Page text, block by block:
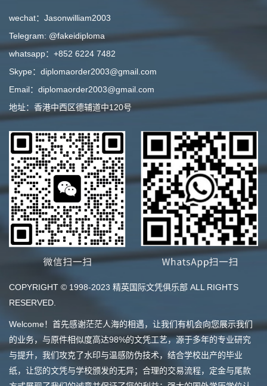
wechat：Jasonwilliam2003
Telegram: @fakeidiploma
whatsapp：+852 6224 7482
Skype：diplomaorder2003@gmail.com
Email：diplomaorder2003@gmail.com
地址：香港中西区德辅道中120号
COPYRIGHT © 1998-2023 精英国际文凭俱乐部 ALL RIGHTS
RESERVED.
Welcome！首先感谢茫茫人海的相遇，让我们有机会向您展示我们
的业务，与原件相似度高达98%的文凭工艺，源于多年的专业研究
与提升，我们攻克了水印与温感防伪技术，结合学校出产的毕业
纸，让您的文凭与学校颁发的无异；合理的交易流程，定金与尾款